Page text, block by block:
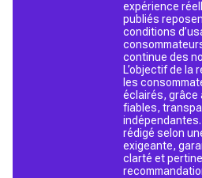
expérience
publiés
conditions
continue des
L’objectif de la
les
éclairés, grâce
fiables,
rédigé selon
exigeante,
clarté et